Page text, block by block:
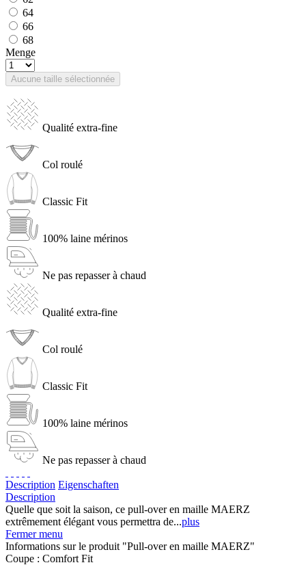
64
66
68
Menge
Aucune taille sélectionnée
Qualité extra-fine
Col roulé
Classic Fit
100% laine mérinos
Ne pas repasser à chaud
Qualité extra-fine
Col roulé
Classic Fit
100% laine mérinos
Ne pas repasser à chaud
Description Eigenschaften
Description
Quelle que soit la saison, ce pull-over en maille MAERZ
extrêmement élégant vous permettra de...plus
Fermer menu
Informations sur le produit "Pull-over en maille MAERZ"
Coupe : Comfort Fit